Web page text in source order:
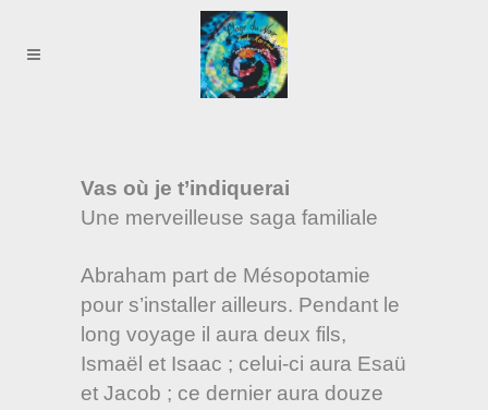
Vas où je t’indiquerai
Une merveilleuse saga familiale
Abraham part de Mésopotamie
pour s’installer ailleurs. Pendant le
long voyage il aura deux fils,
Ismaël et Isaac ; celui-ci aura Esaü
et Jacob ; ce dernier aura douze